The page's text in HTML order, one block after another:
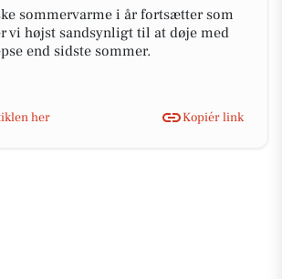
sommervarme i år fortsætter som
vi højst sandsynligt til at døje med
end sidste sommer.
her
Kopiér link